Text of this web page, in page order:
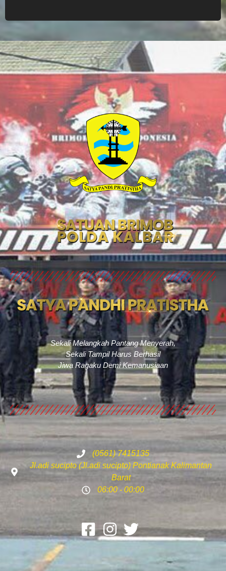
Sekali Melangkah Pantang Menyerah,
Sekali Tampil Harus Berhasil
Jiwa Ragaku Demi Kemanusiaan
(0561) 7415135
Jl.adi sucipto (Jl.adi sucipto) Pontianak Kalimantan
Barat
06:00 - 00:00